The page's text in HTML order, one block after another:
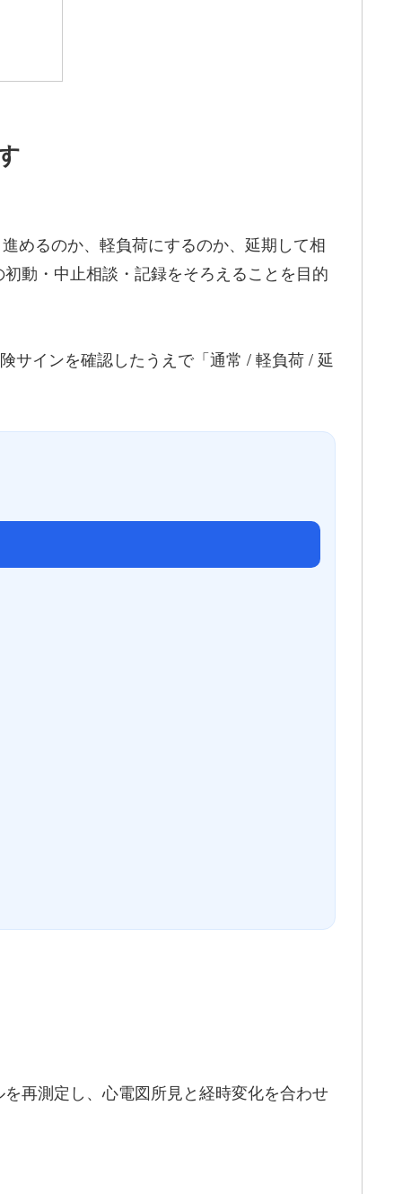
めるのか、軽負荷にするのか、延期して相
動・中止相談・記録をそろえることを目的
サインを確認したうえで「通常 / 軽負荷 / 延
再測定し、心電図所見と経時変化を合わせ